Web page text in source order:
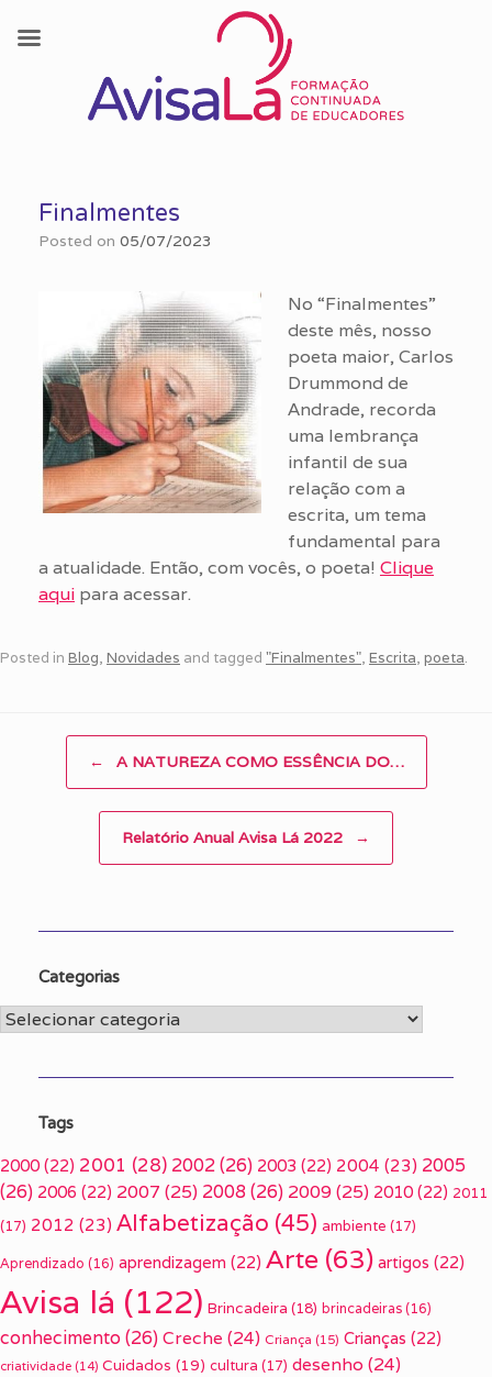
contentFinalmentes
Posted on 05/07/2023
No “Finalmentes”
deste mês, nosso
poeta maior, Carlos
Drummond de
Andrade, recorda
uma lembrança
infantil de sua
relação com a
escrita, um tema
fundamental para
a atualidade. Então, com vocês, o poeta! Clique
aqui para acessar.
Posted in Blog, Novidades and tagged "Finalmentes", Escrita, poeta.
Post navigation
← A NATUREZA COMO ESSÊNCIA DO…
Relatório Anual Avisa Lá 2022 →
Categorias
Categorias
Tags
2000 (22) 2001 (28) 2002(26) 2003 (22) 2004 (23) 2005
(26) 2006 (22) 2007 (25) 2008(26) 2009(25) 2010 (22) 2011
(17) 2012 (23) Alfabetização (45) ambiente (17)
Aprendizado (16) aprendizagem (22) Arte (63) artigos (22)
Avisa lá (122) Brincadeira (18) brincadeiras (16)
conhecimento(26) Creche (24) Criança (15) Crianças (22)
criatividade (14) Cuidados (19) cultura (17) desenho (24)